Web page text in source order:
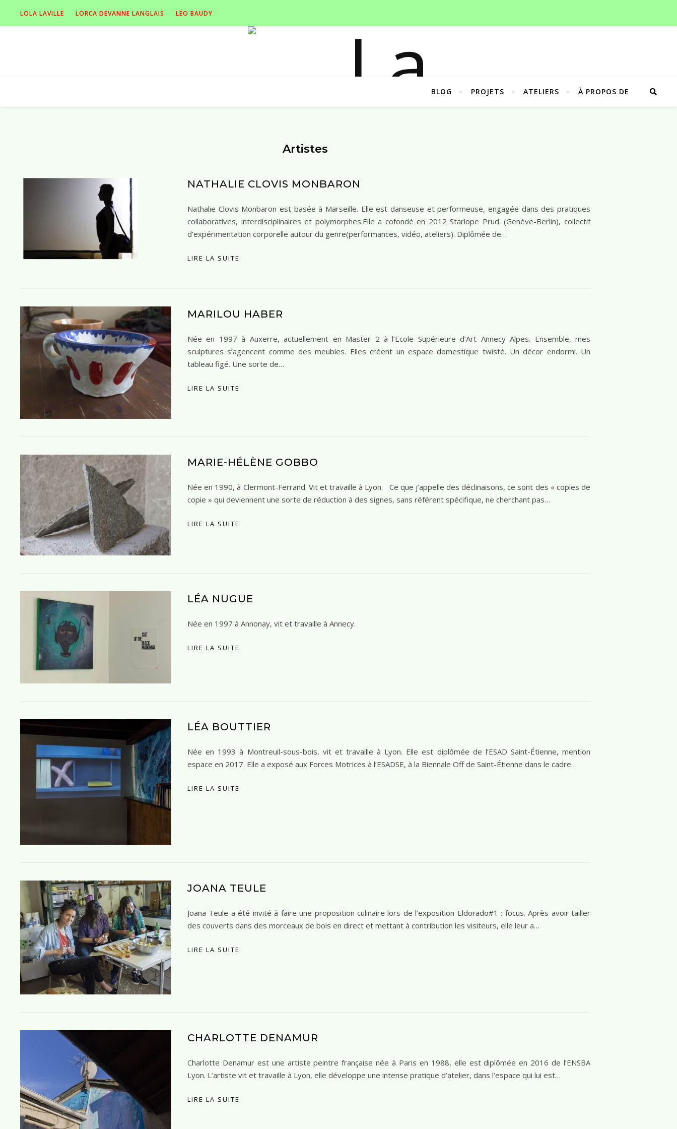
LOLA LAVILLE LORCA DEVANNE LANGLAIS LÉO BAUDY
BLOG PROJETS ATELIERS À PROPOS DE
Artistes
NATHALIE CLOVIS MONBARON
Nathalie Clovis Monbaron est basée à Marseille. Elle est danseuse et performeuse, engagée dans des pratiques
collaboratives, interdisciplinaires et polymorphes.Elle a cofondé en 2012 Starlope Prud. (Genève-Berlin), collectif
d’expérimentation corporelle autour du genre(performances, vidéo, ateliers). Diplômée de…
LIRE LA SUITE
MARILOU HABER
Née en 1997 à Auxerre, actuellement en Master 2 à l’Ecole Supérieure d’Art Annecy Alpes. Ensemble, mes
sculptures s’agencent comme des meubles. Elles créent un espace domestique twisté. Un décor endormi. Un
tableau figé. Une sorte de…
LIRE LA SUITE
MARIE-HÉLÈNE GOBBO
Née en 1990, à Clermont-Ferrand. Vit et travaille à Lyon. Ce que j’appelle des déclinaisons, ce sont des « copies de
copie » qui deviennent une sorte de réduction à des signes, sans référent spécifique, ne cherchant pas…
LIRE LA SUITE
LÉA NUGUE
Née en 1997 à Annonay, vit et travaille à Annecy.
LIRE LA SUITE
LÉA BOUTTIER
Née en 1993 à Montreuil-sous-bois, vit et travaille à Lyon. Elle est diplômée de l’ESAD Saint-Étienne, mention
espace en 2017. Elle a exposé aux Forces Motrices à l’ESADSE, à la Biennale Off de Saint-Étienne dans le cadre…
LIRE LA SUITE
JOANA TEULE
Joana Teule a été invité à faire une proposition culinaire lors de l’exposition Eldorado#1 : focus. Après avoir tailler
des couverts dans des morceaux de bois en direct et mettant à contribution les visiteurs, elle leur a…
LIRE LA SUITE
CHARLOTTE DENAMUR
Charlotte Denamur est une artiste peintre française née à Paris en 1988, elle est diplômée en 2016 de l’ENSBA
Lyon. L’artiste vit et travaille à Lyon, elle développe une intense pratique d’atelier, dans l’espace qui lui est…
LIRE LA SUITE